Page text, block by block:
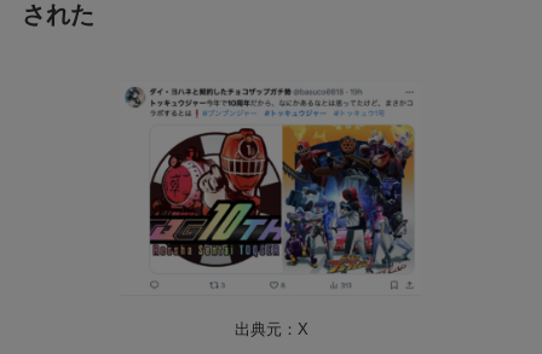
された
出典元：X